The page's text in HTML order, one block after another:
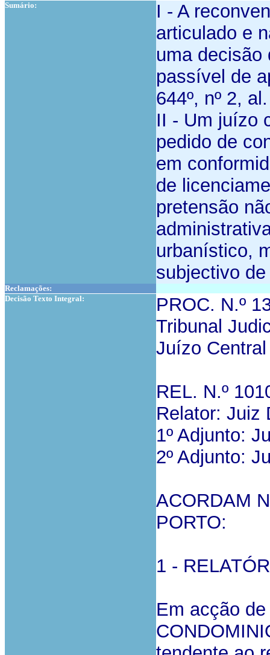
Sumário:
I - A
articulado e
uma decisão
passível de
644º, nº 2,
II - Um juízo
pedido de
em
de
pretensão
urbanístico,
subjectivo
Reclamações:
Decisão Texto Integral:
PROC. N.º
Tribunal
Juízo
REL. N.º
Relator: Juiz
1º Adjunto:
2º Adjunto:
ACORDAM
PORTO:
1 -
Em acção